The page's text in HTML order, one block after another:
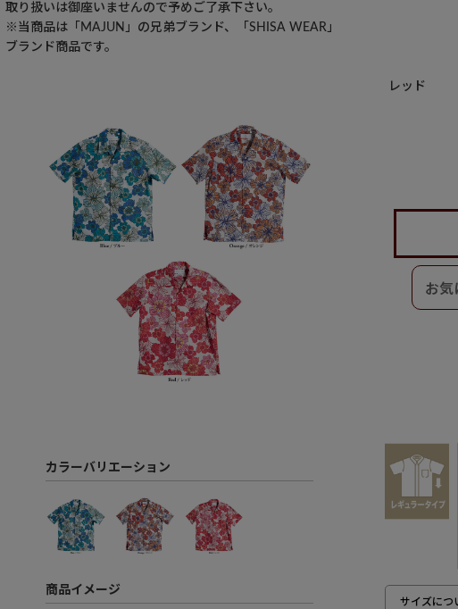
取り扱いは御座いませんので予めご了承下さい。
※当商品は「MAJUN」の兄弟ブランド、「SHISA WEAR」
ブランド商品です。
カラーバリエーション
商品イメージ
レッド
サイズにつ